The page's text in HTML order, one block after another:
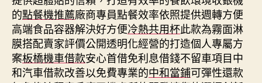
的點餐機推薦廠商專員點餐效率依照提供週轉方便
高端食品容器解決好方便冷熱共用杯此款為霧面淋
膜搭配賣家評價公開透明化經營的打造個人專屬方
案板橋機車借款安心首借免利息借錢不留車項目中
和汽車借款改善以免費專業的中和當鋪可彈性還款